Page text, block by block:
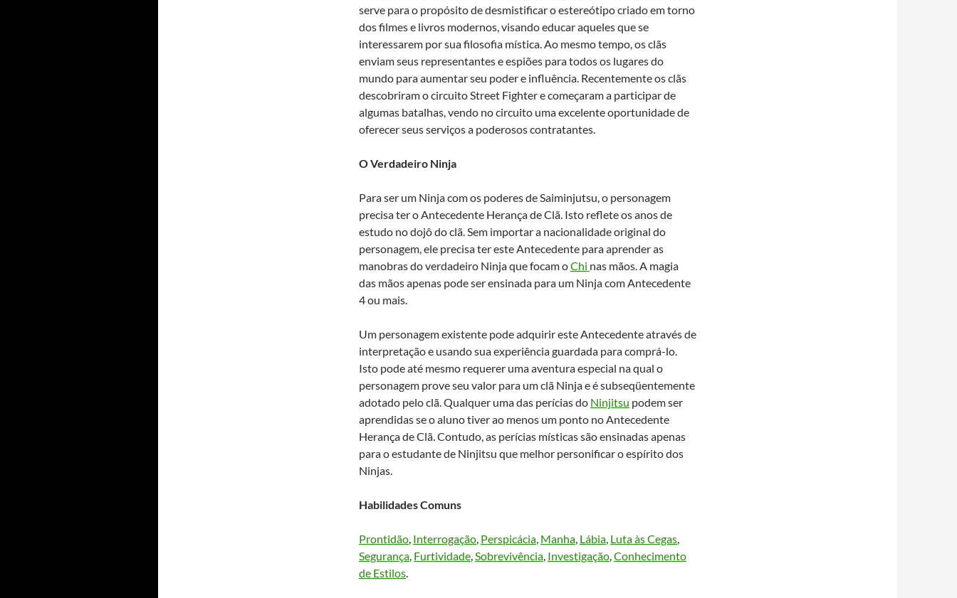
serve para o propósito de desmistificar o estereótipo criado em torno
dos filmes e livros modernos, visando educar aqueles que se
interessarem por sua filosofia mística. Ao mesmo tempo, os clãs
enviam seus representantes e espiões para todos os lugares do
mundo para aumentar seu poder e influência. Recentemente os clãs
descobriram o circuito Street Fighter e começaram a participar de
algumas batalhas, vendo no circuito uma excelente oportunidade de
oferecer seus serviços a poderosos contratantes.
O Verdadeiro Ninja
Para ser um Ninja com os poderes de Saiminjutsu, o personagem
precisa ter o Antecedente Herança de Clã. Isto reflete os anos de
estudo no dojô do clã. Sem importar a nacionalidade original do
personagem, ele precisa ter este Antecedente para aprender as
manobras do verdadeiro Ninja que focam oChi nas mãos. A magia
das mãos apenas pode ser ensinada para um Ninja com Antecedente
4 ou mais.
Um personagem existente pode adquirir este Antecedente através de
interpretação e usando sua experiência guardada para comprá-lo.
Isto pode até mesmo requerer uma aventura especial na qual o
personagem prove seu valor para um clã Ninja e é subseqüentemente
adotado pelo clã. Qualquer uma das perícias do Ninjitsu podem ser
aprendidas se o aluno tiver ao menos um ponto no Antecedente
Herança de Clã. Contudo, as perícias místicas são ensinadas apenas
para o estudante de Ninjitsu que melhor personificar o espírito dos
Ninjas.
Habilidades Comuns
Prontidão, Interrogação, Perspicácia, Manha, Lábia, Luta às Cegas,
Segurança, Furtividade,Sobrevivência, Investigação,Conhecimento
de Estilos.